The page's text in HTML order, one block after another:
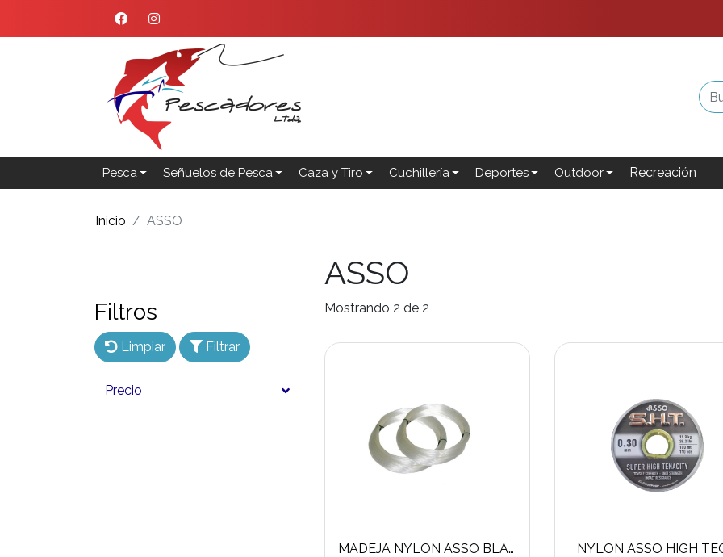
Pesca Señuelos de Pesca Caza y Tiro Cuchillería Deportes Outdoor Recreación
Inicio ASSO
ASSO
Filtros
Limpiar Filtrar
Precio
Mostrando 2 de 2
MADEJA NYLON ASSO BLANCO
NYLON ASSO HIGH